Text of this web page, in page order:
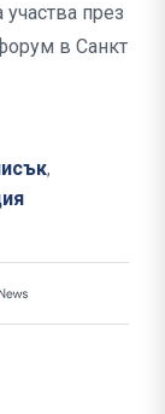
през
в Санкт
,